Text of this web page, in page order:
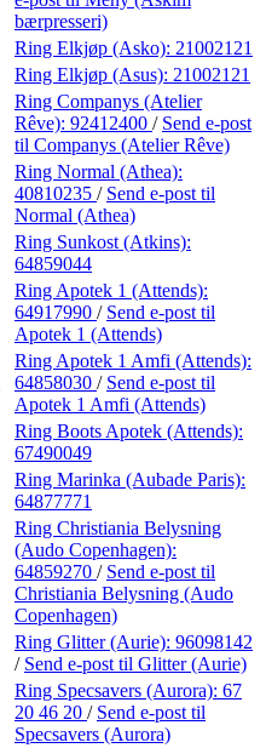
bærpresseri)
Ring Elkjøp (Asko): 21002121
Ring Elkjøp (Asus): 21002121
Ring Companys (Atelier
Rêve): 92412400 / Send e-post
til Companys (Atelier Rêve)
Ring Normal (Athea):
40810235 / Send e-post til
Normal (Athea)
Ring Sunkost (Atkins):
64859044
Ring Apotek 1 (Attends):
64917990 / Send e-post til
Apotek 1 (Attends)
Ring Apotek 1 Amfi (Attends):
64858030 / Send e-post til
Apotek 1 Amfi (Attends)
Ring Boots Apotek (Attends):
67490049
Ring Marinka (Aubade Paris):
64877771
Ring Christiania Belysning
(Audo Copenhagen):
64859270 / Send e-post til
Christiania Belysning (Audo
Copenhagen)
Ring Glitter (Aurie): 96098142
/ Send e-post til Glitter (Aurie)
Ring Specsavers (Aurora): 67
20 46 20 / Send e-post til
Specsavers (Aurora)